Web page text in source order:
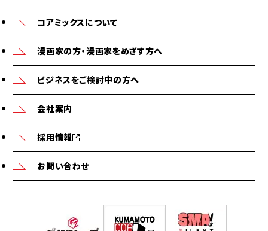
コアミックスについて
漫画家の方・漫画家をめざす方へ
ビジネスをご検討中の方へ
会社案内
採用情報
お問い合わせ